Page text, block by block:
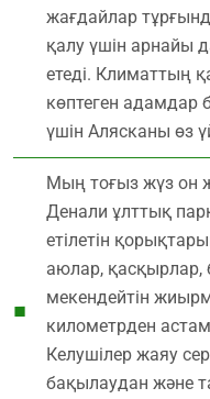
жағдайлар
қалу үшін арнайы
етеді. Климаттың
көптеген адамдар
үшін Алясканы өз
Мың тоғыз жүз он
Денали ұлттық
етілетін
аюлар, қасқырлар,
мекендейтін
километрден
Келушілер жаяу
бақылаудан және